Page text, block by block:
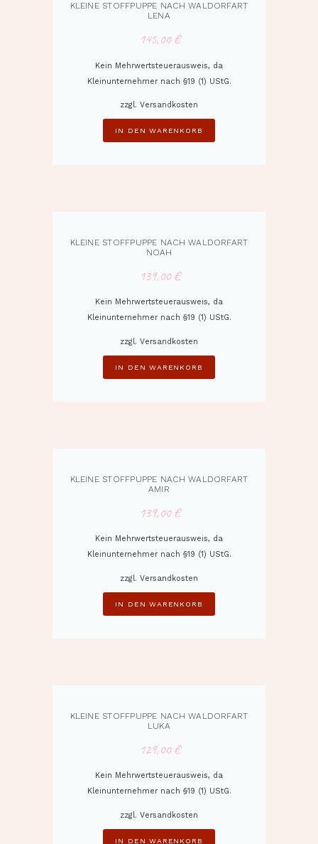
KLEINE STOFFPUPPE NACH WALDORFART
LENA
145,00€
Kein Mehrwertsteuerausweis, da
Kleinunternehmer nach §19 (1) UStG.
zzgl. Versandkosten
IN DEN WARENKORB
KLEINE STOFFPUPPE NACH WALDORFART
NOAH
139,00€
Kein Mehrwertsteuerausweis, da
Kleinunternehmer nach §19 (1) UStG.
zzgl. Versandkosten
IN DEN WARENKORB
KLEINE STOFFPUPPE NACH WALDORFART
AMIR
139,00€
Kein Mehrwertsteuerausweis, da
Kleinunternehmer nach §19 (1) UStG.
zzgl. Versandkosten
IN DEN WARENKORB
KLEINE STOFFPUPPE NACH WALDORFART
LUKA
129,00€
Kein Mehrwertsteuerausweis, da
Kleinunternehmer nach §19 (1) UStG.
zzgl. Versandkosten
IN DEN WARENKORB